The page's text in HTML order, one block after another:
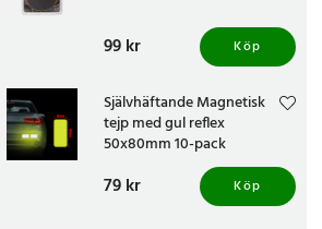
Pris:99 kr
99 kr Köp
Självhäftande Magnetisk
tejp med gul reflex
50x80mm 10-pack
Pris:79 kr
79 kr Köp